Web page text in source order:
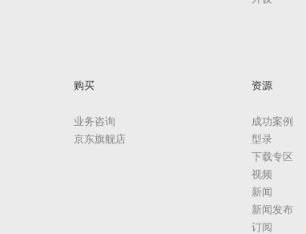
购买
业务咨询
京东旗舰店
资源
成功案例
型录
下载专区
视频
新闻
新闻发布
订阅